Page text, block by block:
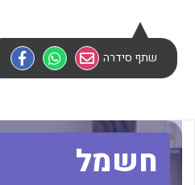
לכל מוצרי היצרן
שתף סידרה
חשמל